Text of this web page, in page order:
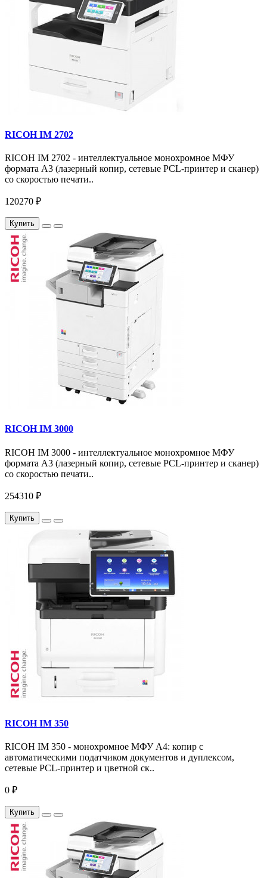
RICOH IM 2702
RICOH IM 2702 - интеллектуальное монохромное МФУ
формата А3 (лазерный копир, сетевые PCL-принтер и сканер)
со скоростью печати..
120270 ₽
Купить
RICOH IM 3000
RICOH IM 3000 - интеллектуальное монохромное МФУ
формата А3 (лазерный копир, сетевые PCL-принтер и сканер)
со скоростью печати..
254310 ₽
Купить
RICOH IM 350
RICOH IM 350 - монохромное МФУ A4: копир с
автоматическими податчиком документов и дуплексом,
сетевые PCL-принтер и цветной ск..
0 ₽
Купить